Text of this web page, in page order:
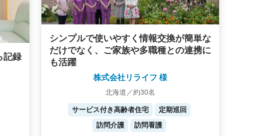
記録
シンプルで使いやすく情報交換が簡単な
だけでなく、ご家族や多職種との連携に
も活躍
株式会社リライフ 様
北海道／約30名
サービス付き高齢者住宅
定期巡回
訪問介護
訪問看護